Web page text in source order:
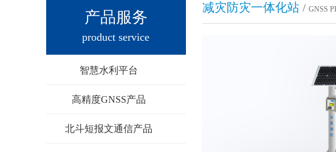
减灾防灾一体化站 / GNSS
产品服务
product service
智慧水利平台
高精度GNSS产品
北斗短报文通信产品